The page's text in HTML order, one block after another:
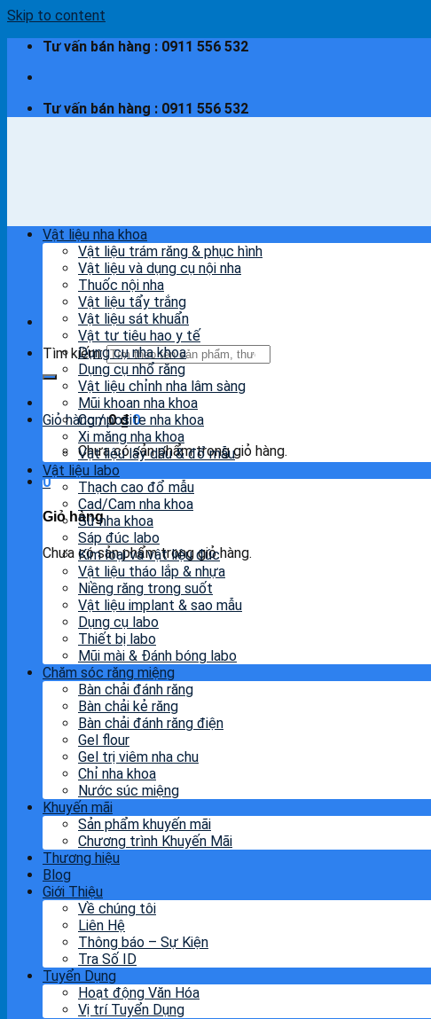
Skip to content
Tư vấn bán hàng : 0911 556 532
Tư vấn bán hàng : 0911 556 532
Tìm kiếm:
Giỏ hàng /0₫ 0
Chưa có sản phẩm trong giỏ hàng.
0
Giỏ hàng
Chưa có sản phẩm trong giỏ hàng.
Vật liệu nha khoa
Vật liệu trám răng & phục hình
Vật liệu và dụng cụ nội nha
Thuốc nội nha
Vật liệu tẩy trắng
Vật liệu sát khuẩn
Vật tư tiêu hao y tế
Dụng cụ nha khoa
Dụng cụ nhổ răng
Vật liệu chỉnh nha lâm sàng
Mũi khoan nha khoa
Composite nha khoa
Xi măng nha khoa
Vật liệu lấy dấu & đổ mẫu
Vật liệu labo
Thạch cao đổ mẫu
Cad/Cam nha khoa
Sứ nha khoa
Sáp đúc labo
Kim loại và vật liệu đúc
Vật liệu tháo lắp & nhựa
Niềng răng trong suốt
Vật liệu implant & sao mẫu
Dụng cụ labo
Thiết bị labo
Mũi mài & Đánh bóng labo
Chăm sóc răng miệng
Bàn chải đánh răng
Bàn chải kẻ răng
Bàn chải đánh răng điện
Gel flour
Gel trị viêm nha chu
Chỉ nha khoa
Nước súc miệng
Khuyến mãi
Sản phẩm khuyến mãi
Chương trình Khuyến Mãi
Thương hiệu
Blog
Giới Thiệu
Về chúng tôi
Liên Hệ
Thông báo – Sự Kiện
Tra Số ID
Tuyển Dụng
Hoạt động Văn Hóa
Vị trí Tuyển Dụng